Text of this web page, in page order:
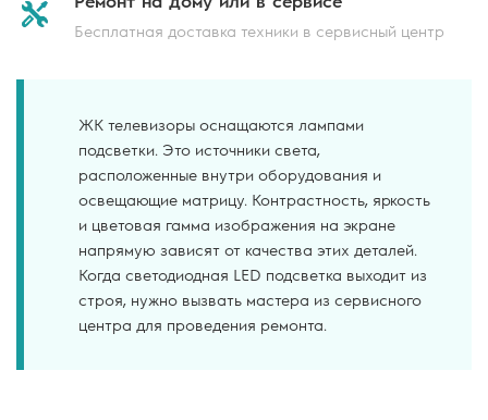
Бесплатная доставка техники в сервисный центр
ЖК телевизоры оснащаются лампами
подсветки. Это источники света,
расположенные внутри оборудования и
освещающие матрицу. Контрастность, яркость
и цветовая гамма изображения на экране
напрямую зависят от качества этих деталей.
Когда светодиодная LED подсветка выходит из
строя, нужно вызвать мастера из сервисного
центра для проведения ремонта.